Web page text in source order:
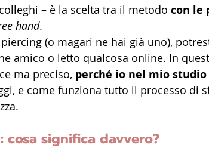
– è la scelta tra il metodo con le
hand.
(o magari ne hai già uno),
amico o letto qualcosa online. In
ma preciso, perché io nel mio
e come funziona tutto il processo di
cosa significa davvero?